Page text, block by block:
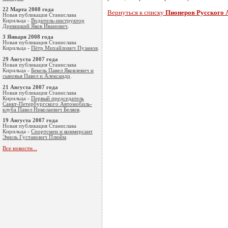
22 Марта 2008 года
Новая публикация Станислава
Кирильца - Водитель-инструктор
Древицкий Яков Иванович
3 Января 2008 года
Новая публикация Станислава
Кирильца - Пётр Михайлович Пузанов.
29 Августа 2007 года
Новая публикация Станислава
Кирильца - Бекель Павел Яковлевич и
сыновья Павел и Александр
21 Августа 2007 года
Новая публикация Станислава
Кирильца - Первый председатель
Санкт-Петербургского Автомобиль-
клуба Павел Николаевич Беляев
19 Августа 2007 года
Новая публикация Станислава
Кирильца - Cпортсмен и коммерсант
Эмиль Густавoвич Плюйм.
Все новости...
Вернуться к списку Пионеров Русского